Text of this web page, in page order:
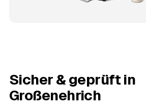
Sicher & geprüft in
Großenehrich